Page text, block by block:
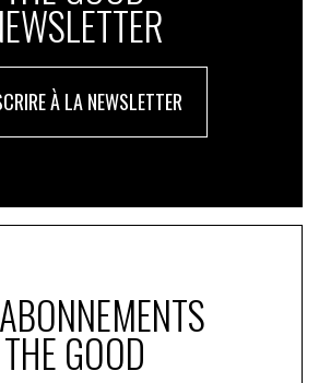
À LA NEWSLETTER
THE GOOD